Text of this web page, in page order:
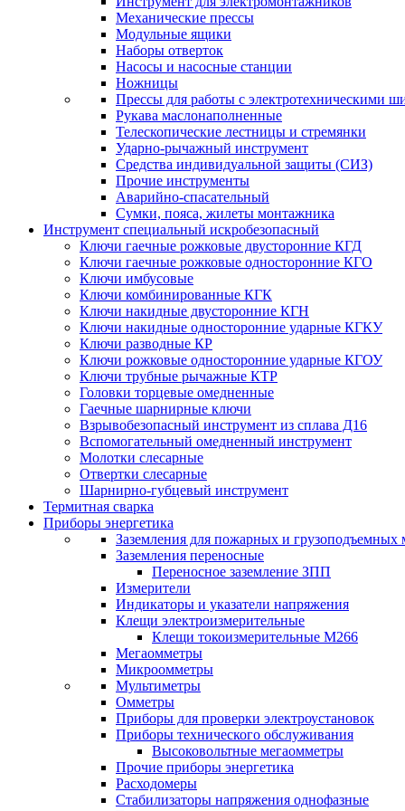
Механические прессы
Модульные ящики
Наборы отверток
Насосы и насосные станции
Ножницы
Прессы для работы с электротехническими
Рукава маслонаполненные
Телескопические лестницы и стремянки
Ударно-рычажный инструмент
Средства индивидуальной защиты (СИЗ)
Прочие инструменты
Аварийно-спасательный
Сумки, пояса, жилеты монтажника
Инструмент специальный искробезопасный
Ключи гаечные рожковые двусторонние КГД
Ключи гаечные рожковые односторонние КГО
Ключи имбусовые
Ключи комбинированные КГК
Ключи накидные двусторонние КГН
Ключи накидные односторонние ударные КГКУ
Ключи разводные КР
Ключи рожковые односторонние ударные КГОУ
Ключи трубные рычажные КТР
Головки торцевые омедненные
Гаечные шарнирные ключи
Взрывобезопасный инструмент из сплава Д16
Вспомогательный омедненный инструмент
Молотки слесарные
Отвертки слесарные
Шарнирно-губцевый инструмент
Термитная сварка
Приборы энергетика
Заземления для пожарных и грузоподъемных
Заземления переносные
Переносное заземление ЗПП
Измерители
Индикаторы и указатели напряжения
Клещи электроизмерительные
Клещи токоизмерительные М266
Мегаомметры
Микроомметры
Мультиметры
Омметры
Приборы для проверки электроустановок
Приборы технического обслуживания
Высоковольтные мегаомметры
Прочие приборы энергетика
Расходомеры
Стабилизаторы напряжения однофазные